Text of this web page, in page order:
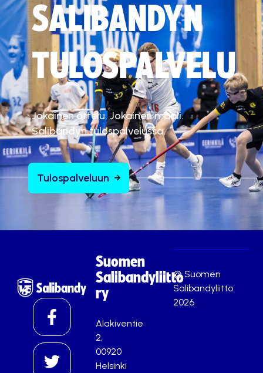
SALIBANDYN
TULOSPALVELU
Jokainen ottelu. Jokainen maali.
Salibandyn tulospalvelussa.
Tulospalveluun
Suomen
Salibandyliitto
ry
Alakiventie
2,
00920
Helsinki
© Suomen
Salibandyliitto
2026